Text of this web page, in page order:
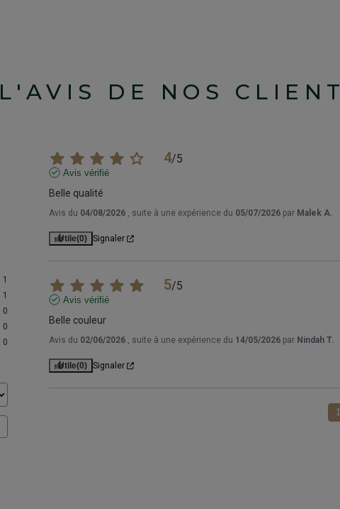
L'AVIS DE NOS
1
1
0
0
0
4/5
Avis vérifié
Belle qualité
Avis du 04/08/2026 , suite à une expérience du 05/07/2026 par Malek A.
Utile(0) Signaler
5/5
Avis vérifié
Belle couleur
Avis du 02/06/2026 , suite à une expérience du 14/05/2026 par Nindah T.
Utile(0) Signaler